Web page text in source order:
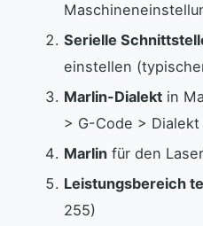
Serielle
einstellen
Marlin-Dialekt in
> G-Code > Dialekt
Marlin für den
Leistungsbereich
255)